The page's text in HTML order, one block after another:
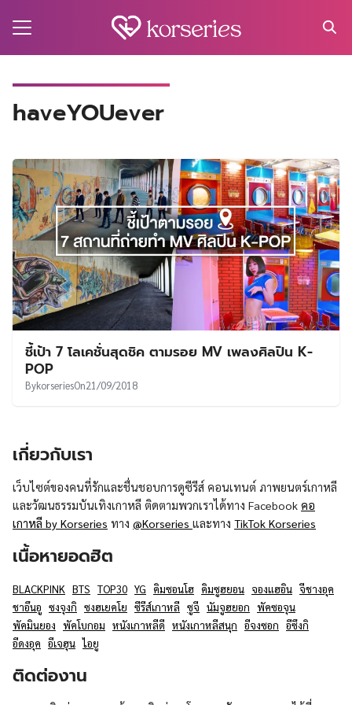
haveYOUever
ชี้เป้า 7 โลเคชั่นสุดชิค ตามรอย MV เพลงศิลปิน K-
POP
BykorseriesOn21/09/2018
เกี่ยวกับเรา
เว็บไซต์ของคนที่รักและชื่นชอบการดูซีรีส์ คอนเทนต์ ภาพยนตร์เกาหลี
และวัฒนธรรมบันเทิงเกาหลี ติดตามพวกเราได้ทาง Facebook คอ
เกาหลี by Korseries ทาง @Korseries และทาง TikTok Korseries
เนื้อหายอดฮิต
BLACKPINK BTS TOP30 YG คิมซอนโฮ คิมซูฮยอน จองแฮอิน จีชางอุค
ชาอึนอู ซงจุงกิ ซงฮเยคโย ซีรีส์เกาหลี ซูจี นัมจูฮยอก พัคซอจุน
พัคมินยอง พัคโบกอม หนังเกาหลีดี หนังเกาหลีสนุก อีจงซอก อีซึงกิ
อีดงอุค อีเจฮุน ไอยู
ติดต่องาน